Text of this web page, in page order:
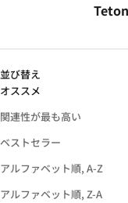
並び替え
オススメ
関連性が最も高い
ベストセラー
アルファベット順, A-Z
アルファベット順, Z-A